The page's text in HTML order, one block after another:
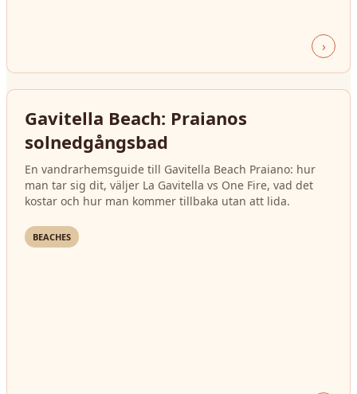
›
Gavitella Beach: Praianos
solnedgångsbad
En vandrarhemsguide till Gavitella Beach Praiano: hur
man tar sig dit, väljer La Gavitella vs One Fire, vad det
kostar och hur man kommer tillbaka utan att lida.
BEACHES